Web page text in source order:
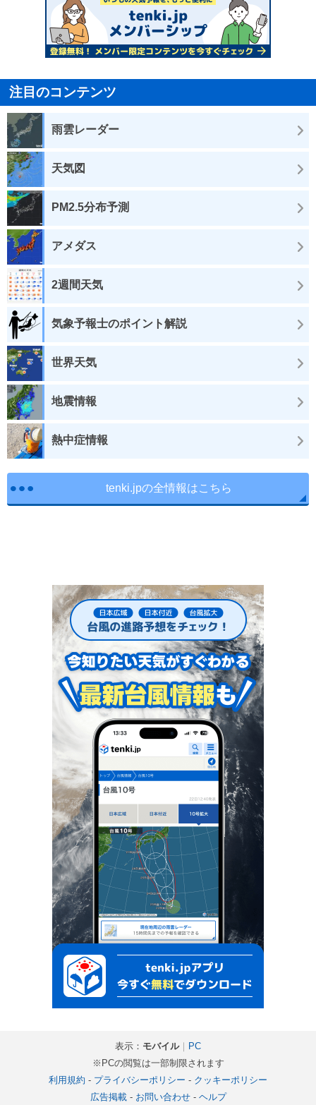
注目のコンテンツ
雨雲レーダー
天気図
PM2.5分布予測
アメダス
2週間天気
気象予報士のポイント解説
世界天気
地震情報
熱中症情報
tenki.jpの全情報はこちら
表示： モバイル｜ PC
※PCの閲覧は一部制限されます
利用規約 - プライバシーポリシー - クッキーポリシー
広告掲載- お問い合わせ- ヘルプ